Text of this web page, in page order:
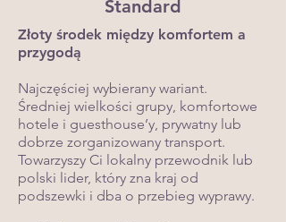
Standard
Złoty środek między komfortem a
przygodą
Najczęściej wybierany wariant.
Średniej wielkości grupy, komfortowe
hotele i guesthouse’y, prywatny lub
dobrze zorganizowany transport.
Towarzyszy Ci lokalny przewodnik lub
polski lider, który zna kraj od
podszewki i dba o przebieg wyprawy.